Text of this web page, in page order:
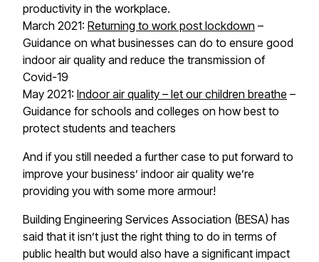
productivity in the workplace.​​​​‌ ‍ ​‍​‍‌‍ ‌ ​‍‌‍‍‌‌‍‌ ‌‍‍‌‌‍ ‍​‍​‍​ ‍‍​‍​‍‌ ​ ‌‍​‌‌‍ ‍‌‍‍‌‌ ‌​‌ ‍‌​‍ ‍‌‍‍‌‌‍ ​‍​‍​‍ ​​‍​‍‌‍‍​‌ ​‍‌‍‌‌‌‍‌‍​‍​‍​ ‍‍​‍​‍​‍ ‌‍​‌‌‍‌​‌‍ ‌‌‍‍‌‌‍ ‍​‍ ‌‍‍‌‌‍ ‍‌ ‌​‌‍‌‌‌‍ ‍‌ ‌​​‍ ‌‍‌‌‌‍‌​‌‍‍‌‌ ‌​​‍ ‌‍ ‌‌‍ ‌‍‌​‌‍‌‌​ ‌‌ ​​‌ ​‍‌‍‌‌‌ ​ ‌‍‌‌‌‍ ‍‌ ‌​‌‍​‌‌ ‌​‌‍‍‌‌‍ ‌‍ ‍​ ‍ ‌‍‍‌‌‍‌​​ ‌​ ‌‍​ ‌​​ ‍‌‌‍​‌‌‍​ ​ ‌ ​ ‍​​ ​ ​‍ ‌‌‍​ ​ ​​​ ‌‌​ ‌​​‍ ‌​ ‌​‌‍‌​​ ‍​​ ‍‌​‍ ‌​ ‍‌​ ‌‌‌‍​‌​ ​​​‍ ‌​ ‌‌‌‍‌‌​ ​‍​ ‌​​ ‍‌​ ​‌​ ‌ ‌‍‌‍​ ‌​​ ‍​​ ‍‌​ ‌‌​ ‍ ‌ ‌​‌ ‍‌‌ ​​‌‍‌‌​ ‌‌ ​​‌‍ ‌ ​ ‌ ‌​​ ‍ ‌ ​​‌‍​‌‌ ‌​‌‍‍​​ ‌‌‍​ ‌‍ ‌‍ ‍‌ ‌​‌‍‌‌‌‍ ‍‌ ‌​​‍‌‌​ ‌‌‌​​‍‌‌ ‌‍‍ ‌‍‌‌‌ ‍‌​‍‌‌​ ​ ‌​‌​​‍‌‌​ ​ ‌​‌​​‍‌‌​ ​‍​ ​‍​ ‌ ‌‍​ ‌‍​ ‌‍‌‍‌‍​ ​ ​‍​ ​‌​ ‌​​ ​​​ ‍‌​ ‌ ‌‍​‍​‍‌‌​ ​‍​ ​‍​‍‌‌​ ‌‌‌​‌​​‍ ‍‌‍​ ‌‍‍​‌‍‍‌‌‍ ​‌‍‌​‌ ​‍‌‍‌‌‌‍ ‍​‍‌‌​ ‌‌‌​​‍‌‌ ‌‍‍ ‌‍‌‌‌ ‍‌​‍‌‌​ ​ ‌​‌​​‍‌‌​ ​ ‌​‌​​‍‌‌​ ​‍​ ​‍​ ‍‌‌‍‌​​ ​ ‌‍​‌​ ​‍​ ‍​​ ‌‌‌‍​‍‌‍​‍​ ‌‍‌‍‌‌‌‍‌‍​ ‌‌​‍‌‌​ ​‍​ ​‍​‍‌‌​ ‌‌‌​‌​​‍ ‍‌ ‌​‌‍‌‌‌ ‍​‌ ‌​​ ‌‍​‍‌‍​‌‌ ​ ‌‍‌‌‌‌‌‌‌ ​‍‌‍ ​​ ‌​‍‌‌​ ​‍‌​‌‍‌‍​‌‌‍‌​‌‍ ‌‌‍‍‌‌‍ ‍​‍‌‍‌‍‍‌‌‍‌​​ ‌​ ‌‍​ ‌​​ ‍‌‌‍​‌‌‍​ ​ ‌ ​ ‍​​ ​ ​‍ ‌‌‍​ ​ ​​​ ‌‌​ ‌​​‍ ‌​ ‌​‌‍‌​​ ‍​​ ‍‌​‍ ‌​ ‍‌​ ‌‌‌‍​‌​ ​​​‍ ‌​ ‌‌‌‍‌‌​ ​‍​ ‌​​ ‍‌​ ​‌​ ‌ ‌‍‌‍​ ‌​​ ‍​​ ‍‌​ ‌‌​‍‌‍‌ ‌​‌ ‍‌‌ ​​‌‍‌‌​ ‌‌ ​​‌‍ ‌ ​ ‌ ‌​​‍‌‍‌ ​​‌‍​‌‌ ‌​‌‍‍​​ ‌‌‍​ ‌‍ ‌‍ ‍‌ ‌​‌‍‌‌‌‍ ‍‌ ‌​​‍‌‌​ ‌‌‌​​‍‌‌ ‌‍‍ ‌‍‌‌‌ ‍‌​‍‌‌​ ​ ‌​‌​​‍‌‌​ ​ ‌​‌​​‍‌‌​ ​‍​ ​‍​ ‌ ‌‍​ ‌‍​ ‌‍‌‍‌‍​ ​ ​‍​ ​‌​ ‌​​ ​​​ ‍‌​ ‌ ‌‍​‍​‍‌‌​ ​‍​ ​‍​‍‌‌​ ‌‌‌​‌​​‍ ‍‌‍​ ‌‍‍​‌‍‍‌‌‍ ​‌‍‌​‌ ​‍‌‍‌‌‌‍ ‍​‍‌‌​ ‌‌‌​​‍‌‌ ‌‍‍ ‌‍‌‌‌ ‍‌​‍‌‌​ ​ ‌​‌​​‍‌‌​ ​ ‌​‌​​‍‌‌​ ​‍​ ​‍​ ‍‌‌‍‌​​ ​ ‌‍​‌​ ​‍​ ‍​​ ‌‌‌‍​‍‌‍​‍​ ‌‍‌‍‌‌‌‍‌‍​ ‌‌​‍‌‌​ ​‍​ ​‍​‍‌‌​ ‌‌‌​‌​​‍ ‍‌ ‌​‌‍‌‌‌ ‍​‌ ‌​​‍​‍‌ ‌
March 2021: ​​​​‌ ‍ ​‍​‍‌‍ ‌ ​‍‌‍‍‌‌‍‌ ‌‍‍‌‌‍ ‍​‍​‍​ ‍‍​‍​‍‌ ​ ‌‍​‌‌‍ ‍‌‍‍‌‌ ‌​‌ ‍‌​‍ ‍‌‍‍‌‌‍ ​‍​‍​‍ ​​‍​‍‌‍‍​‌ ​‍‌‍‌‌‌‍‌‍​‍​‍​ ‍‍​‍​‍​‍ ‌‍​‌‌‍‌​‌‍ ‌‌‍‍‌‌‍ ‍​‍ ‌‍‍‌‌‍ ‍‌ ‌​‌‍‌‌‌‍ ‍‌ ‌​​‍ ‌‍‌‌‌‍‌​‌‍‍‌‌ ‌​​‍ ‌‍ ‌‌‍ ‌‍‌​‌‍‌‌​ ‌‌ ​​‌ ​‍‌‍‌‌‌ ​ ‌‍‌‌‌‍ ‍‌ ‌​‌‍​‌‌ ‌​‌‍‍‌‌‍ ‌‍ ‍​ ‍ ‌‍‍‌‌‍‌​​ ‌​ ‌‍​ ‌​​ ‍‌‌‍​‌‌‍​ ​ ‌ ​ ‍​​ ​ ​‍ ‌‌‍​ ​ ​​​ ‌‌​ ‌​​‍ ‌​ ‌​‌‍‌​​ ‍​​ ‍‌​‍ ‌​ ‍‌​ ‌‌‌‍​‌​ ​​​‍ ‌​ ‌‌‌‍‌‌​ ​‍​ ‌​​ ‍‌​ ​‌​ ‌ ‌‍‌‍​ ‌​​ ‍​​ ‍‌​ ‌‌​ ‍ ‌ ‌​‌ ‍‌‌ ​​‌‍‌‌​ ‌‌ ​​‌‍ ‌ ​ ‌ ‌​​ ‍ ‌ ​​‌‍​‌‌ ‌​‌‍‍​​ ‌‌‍​ ‌‍ ‌‍ ‍‌ ‌​‌‍‌‌‌‍ ‍‌ ‌​​‍‌‌​ ‌‌‌​​‍‌‌ ‌‍‍ ‌‍‌‌‌ ‍‌​‍‌‌​ ​ ‌​‌​​‍‌‌​ ​ ‌​‌​​‍‌‌​ ​‍​ ​‍​ ‍‌‌‍‌‍‌‍‌‌​ ​‌​ ​‍​ ​​​ ‍​​ ​‍​ ‌​‌‍​ ​ ‍​​ ​​​‍‌‌​ ​‍​ ​‍​‍‌‌​ ‌‌‌​‌​​‍ ‍‌‍​ ‌‍‍​‌‍‍‌‌‍ ​‌‍‌​‌ ​‍‌‍‌‌‌‍ ‍​‍‌‌​ ‌‌‌​​‍‌‌ ‌‍‍ ‌‍‌‌‌ ‍‌​‍‌‌​ ​ ‌​‌​​‍‌‌​ ​ ‌​‌​​‍‌‌​ ​‍​ ​‍‌‍‌‌​ ​​​ ‍​‌‍​ ​ ‌‍​ ​​​ ‌ ​ ​‌​ ‌‌‌‍‌‌​ ‌‍‌‍​‍​ ​​​‍‌‌​ ​‍​ ​‍​‍‌‌​ ‌‌‌​‌​​‍ ‍‌ ‌​‌‍‌‌‌ ‍​‌ ‌​​ ‌‍​‍‌‍​‌‌ ​ ‌‍‌‌‌‌‌‌‌ ​‍‌‍ ​​ ‌​‍‌‌​ ​‍‌​‌‍‌‍​‌‌‍‌​‌‍ ‌‌‍‍‌‌‍ ‍​‍‌‍‌‍‍‌‌‍‌​​ ‌​ ‌‍​ ‌​​ ‍‌‌‍​‌‌‍​ ​ ‌ ​ ‍​​ ​ ​‍ ‌‌‍​ ​ ​​​ ‌‌​ ‌​​‍ ‌​ ‌​‌‍‌​​ ‍​​ ‍‌​‍ ‌​ ‍‌​ ‌‌‌‍​‌​ ​​​‍ ‌​ ‌‌‌‍‌‌​ ​‍​ ‌​​ ‍‌​ ​‌​ ‌ ‌‍‌‍​ ‌​​ ‍​​ ‍‌​ ‌‌​‍‌‍‌ ‌​‌ ‍‌‌ ​​‌‍‌‌​ ‌‌ ​​‌‍ ‌ ​ ‌ ‌​​‍‌‍‌ ​​‌‍​‌‌ ‌​‌‍‍​​ ‌‌‍​ ‌‍ ‌‍ ‍‌ ‌​‌‍‌‌‌‍ ‍‌ ‌​​‍‌‌​ ‌‌‌​​‍‌‌ ‌‍‍ ‌‍‌‌‌ ‍‌​‍‌‌​ ​ ‌​‌​​‍‌‌​ ​ ‌​‌​​‍‌‌​ ​‍​ ​‍​ ‍‌‌‍‌‍‌‍‌‌​ ​‌​ ​‍​ ​​​ ‍​​ ​‍​ ‌​‌‍​ ​ ‍​​ ​​​‍‌‌​ ​‍​ ​‍​‍‌‌​ ‌‌‌​‌​​‍ ‍‌‍​ ‌‍‍​‌‍‍‌‌‍ ​‌‍‌​‌ ​‍‌‍‌‌‌‍ ‍​‍‌‌​ ‌‌‌​​‍‌‌ ‌‍‍ ‌‍‌‌‌ ‍‌​‍‌‌​ ​ ‌​‌​​‍‌‌​ ​ ‌​‌​​‍‌‌​ ​‍​ ​‍‌‍‌‌​ ​​​ ‍​‌‍​ ​ ‌‍​ ​​​ ‌ ​ ​‌​ ‌‌‌‍‌‌​ ‌‍‌‍​‍​ ​​​‍‌‌​ ​‍​ ​‍​‍‌‌​ ‌‌‌​‌​​‍ ‍‌ ‌​‌‍‌‌‌ ‍​‌ ‌​​‍​‍‌ ‌ Returning to work post lockdown​​​​‌ ‍ ​‍​‍‌‍ ‌ ​‍‌‍‍‌‌‍‌ ‌‍‍‌‌‍ ‍​‍​‍​ ‍‍​‍​‍‌ ​ ‌‍​‌‌‍ ‍‌‍‍‌‌ ‌​‌ ‍‌​‍ ‍‌‍‍‌‌‍ ​‍​‍​‍ ​​‍​‍‌‍‍​‌ ​‍‌‍‌‌‌‍‌‍​‍​‍​ ‍‍​‍​‍​‍ ‌‍​‌‌‍‌​‌‍ ‌‌‍‍‌‌‍ ‍​‍ ‌‍‍‌‌‍ ‍‌ ‌​‌‍‌‌‌‍ ‍‌ ‌​​‍ ‌‍‌‌‌‍‌​‌‍‍‌‌ ‌​​‍ ‌‍ ‌‌‍ ‌‍‌​‌‍‌‌​ ‌‌ ​​‌ ​‍‌‍‌‌‌ ​ ‌‍‌‌‌‍ ‍‌ ‌​‌‍​‌‌ ‌​‌‍‍‌‌‍ ‌‍ ‍​ ‍ ‌‍‍‌‌‍‌​​ ‌​ ‌‍​ ‌​​ ‍‌‌‍​‌‌‍​ ​ ‌ ​ ‍​​ ​ ​‍ ‌‌‍​ ​ ​​​ ‌‌​ ‌​​‍ ‌​ ‌​‌‍‌​​ ‍​​ ‍‌​‍ ‌​ ‍‌​ ‌‌‌‍​‌​ ​​​‍ ‌​ ‌‌‌‍‌‌​ ​‍​ ‌​​ ‍‌​ ​‌​ ‌ ‌‍‌‍​ ‌​​ ‍​​ ‍‌​ ‌‌​ ‍ ‌ ‌​‌ ‍‌‌ ​​‌‍‌‌​ ‌‌ ​​‌‍ ‌ ​ ‌ ‌​​ ‍ ‌ ​​‌‍​‌‌ ‌​‌‍‍​​ ‌‌‍​ ‌‍ ‌‍ ‍‌ ‌​‌‍‌‌‌‍ ‍‌ ‌​​‍‌‌​ ‌‌‌​​‍‌‌ ‌‍‍ ‌‍‌‌‌ ‍‌​‍‌‌​ ​ ‌​‌​​‍‌‌​ ​ ‌​‌​​‍‌‌​ ​‍​ ​‍​ ‍‌‌‍‌‍‌‍‌‌​ ​‌​ ​‍​ ​​​ ‍​​ ​‍​ ‌​‌‍​ ​ ‍​​ ​​​‍‌‌​ ​‍​ ​‍​‍‌‌​ ‌‌‌​‌​​‍ ‍‌‍​ ‌‍‍​‌‍‍‌‌‍ ​‌‍‌​‌ ​‍‌‍‌‌‌‍ ‍​‍‌‌​ ‌‌‌​​‍‌‌ ‌‍‍ ‌‍‌‌‌ ‍‌​‍‌‌​ ​ ‌​‌​​‍‌‌​ ​ ‌​‌​​‍‌‌​ ​‍​ ​‍‌‍‌‌​ ​​​ ‍​‌‍​ ​ ‌‍​ ​​​ ‌ ​ ​‌​ ‌‌‌‍‌‌​ ‌‍‌‍​‍​ ​‍​‍‌‌​ ​‍​ ​‍​‍‌‌​ ‌‌‌​‌​​‍ ‍‌ ‌​‌‍‌‌‌ ‍​‌ ‌​​ ‌‍​‍‌‍​‌‌ ​ ‌‍‌‌‌‌‌‌‌ ​‍‌‍ ​​ ‌​‍‌‌​ ​‍‌​‌‍‌‍​‌‌‍‌​‌‍ ‌‌‍‍‌‌‍ ‍​‍‌‍‌‍‍‌‌‍‌​​ ‌​ ‌‍​ ‌​​ ‍‌‌‍​‌‌‍​ ​ ‌ ​ ‍​​ ​ ​‍ ‌‌‍​ ​ ​​​ ‌‌​ ‌​​‍ ‌​ ‌​‌‍‌​​ ‍​​ ‍‌​‍ ‌​ ‍‌​ ‌‌‌‍​‌​ ​​​‍ ‌​ ‌‌‌‍‌‌​ ​‍​ ‌​​ ‍‌​ ​‌​ ‌ ‌‍‌‍​ ‌​​ ‍​​ ‍‌​ ‌‌​‍‌‍‌ ‌​‌ ‍‌‌ ​​‌‍‌‌​ ‌‌ ​​‌‍ ‌ ​ ‌ ‌​​‍‌‍‌ ​​‌‍​‌‌ ‌​‌‍‍​​ ‌‌‍​ ‌‍ ‌‍ ‍‌ ‌​‌‍‌‌‌‍ ‍‌ ‌​​‍‌‌​ ‌‌‌​​‍‌‌ ‌‍‍ ‌‍‌‌‌ ‍‌​‍‌‌​ ​ ‌​‌​​‍‌‌​ ​ ‌​‌​​‍‌‌​ ​‍​ ​‍​ ‍‌‌‍‌‍‌‍‌‌​ ​‌​ ​‍​ ​​​ ‍​​ ​‍​ ‌​‌‍​ ​ ‍​​ ​​​‍‌‌​ ​‍​ ​‍​‍‌‌​ ‌‌‌​‌​​‍ ‍‌‍​ ‌‍‍​‌‍‍‌‌‍ ​‌‍‌​‌ ​‍‌‍‌‌‌‍ ‍​‍‌‌​ ‌‌‌​​‍‌‌ ‌‍‍ ‌‍‌‌‌ ‍‌​‍‌‌​ ​ ‌​‌​​‍‌‌​ ​ ‌​‌​​‍‌‌​ ​‍​ ​‍‌‍‌‌​ ​​​ ‍​‌‍​ ​ ‌‍​ ​​​ ‌ ​ ​‌​ ‌‌‌‍‌‌​ ‌‍‌‍​‍​ ​‍​‍‌‌​ ​‍​ ​‍​‍‌‌​ ‌‌‌​‌​​‍ ‍‌ ‌​‌‍‌‌‌ ‍​‌ ‌​​‍​‍‌ ‌ –
Guidance on what businesses can do to ensure good
indoor air quality and reduce the transmission of
Covid-19​​​​‌ ‍ ​‍​‍‌‍ ‌ ​‍‌‍‍‌‌‍‌ ‌‍‍‌‌‍ ‍​‍​‍​ ‍‍​‍​‍‌ ​ ‌‍​‌‌‍ ‍‌‍‍‌‌ ‌​‌ ‍‌​‍ ‍‌‍‍‌‌‍ ​‍​‍​‍ ​​‍​‍‌‍‍​‌ ​‍‌‍‌‌‌‍‌‍​‍​‍​ ‍‍​‍​‍​‍ ‌‍​‌‌‍‌​‌‍ ‌‌‍‍‌‌‍ ‍​‍ ‌‍‍‌‌‍ ‍‌ ‌​‌‍‌‌‌‍ ‍‌ ‌​​‍ ‌‍‌‌‌‍‌​‌‍‍‌‌ ‌​​‍ ‌‍ ‌‌‍ ‌‍‌​‌‍‌‌​ ‌‌ ​​‌ ​‍‌‍‌‌‌ ​ ‌‍‌‌‌‍ ‍‌ ‌​‌‍​‌‌ ‌​‌‍‍‌‌‍ ‌‍ ‍​ ‍ ‌‍‍‌‌‍‌​​ ‌​ ‌‍​ ‌​​ ‍‌‌‍​‌‌‍​ ​ ‌ ​ ‍​​ ​ ​‍ ‌‌‍​ ​ ​​​ ‌‌​ ‌​​‍ ‌​ ‌​‌‍‌​​ ‍​​ ‍‌​‍ ‌​ ‍‌​ ‌‌‌‍​‌​ ​​​‍ ‌​ ‌‌‌‍‌‌​ ​‍​ ‌​​ ‍‌​ ​‌​ ‌ ‌‍‌‍​ ‌​​ ‍​​ ‍‌​ ‌‌​ ‍ ‌ ‌​‌ ‍‌‌ ​​‌‍‌‌​ ‌‌ ​​‌‍ ‌ ​ ‌ ‌​​ ‍ ‌ ​​‌‍​‌‌ ‌​‌‍‍​​ ‌‌‍​ ‌‍ ‌‍ ‍‌ ‌​‌‍‌‌‌‍ ‍‌ ‌​​‍‌‌​ ‌‌‌​​‍‌‌ ‌‍‍ ‌‍‌‌‌ ‍‌​‍‌‌​ ​ ‌​‌​​‍‌‌​ ​ ‌​‌​​‍‌‌​ ​‍​ ​‍​ ‍‌‌‍‌‍‌‍‌‌​ ​‌​ ​‍​ ​​​ ‍​​ ​‍​ ‌​‌‍​ ​ ‍​​ ​​​‍‌‌​ ​‍​ ​‍​‍‌‌​ ‌‌‌​‌​​‍ ‍‌‍​ ‌‍‍​‌‍‍‌‌‍ ​‌‍‌​‌ ​‍‌‍‌‌‌‍ ‍​‍‌‌​ ‌‌‌​​‍‌‌ ‌‍‍ ‌‍‌‌‌ ‍‌​‍‌‌​ ​ ‌​‌​​‍‌‌​ ​ ‌​‌​​‍‌‌​ ​‍​ ​‍‌‍‌‌​ ​​​ ‍​‌‍​ ​ ‌‍​ ​​​ ‌ ​ ​‌​ ‌‌‌‍‌‌​ ‌‍‌‍​‍​ ​ ​‍‌‌​ ​‍​ ​‍​‍‌‌​ ‌‌‌​‌​​‍ ‍‌ ‌​‌‍‌‌‌ ‍​‌ ‌​​ ‌‍​‍‌‍​‌‌ ​ ‌‍‌‌‌‌‌‌‌ ​‍‌‍ ​​ ‌​‍‌‌​ ​‍‌​‌‍‌‍​‌‌‍‌​‌‍ ‌‌‍‍‌‌‍ ‍​‍‌‍‌‍‍‌‌‍‌​​ ‌​ ‌‍​ ‌​​ ‍‌‌‍​‌‌‍​ ​ ‌ ​ ‍​​ ​ ​‍ ‌‌‍​ ​ ​​​ ‌‌​ ‌​​‍ ‌​ ‌​‌‍‌​​ ‍​​ ‍‌​‍ ‌​ ‍‌​ ‌‌‌‍​‌​ ​​​‍ ‌​ ‌‌‌‍‌‌​ ​‍​ ‌​​ ‍‌​ ​‌​ ‌ ‌‍‌‍​ ‌​​ ‍​​ ‍‌​ ‌‌​‍‌‍‌ ‌​‌ ‍‌‌ ​​‌‍‌‌​ ‌‌ ​​‌‍ ‌ ​ ‌ ‌​​‍‌‍‌ ​​‌‍​‌‌ ‌​‌‍‍​​ ‌‌‍​ ‌‍ ‌‍ ‍‌ ‌​‌‍‌‌‌‍ ‍‌ ‌​​‍‌‌​ ‌‌‌​​‍‌‌ ‌‍‍ ‌‍‌‌‌ ‍‌​‍‌‌​ ​ ‌​‌​​‍‌‌​ ​ ‌​‌​​‍‌‌​ ​‍​ ​‍​ ‍‌‌‍‌‍‌‍‌‌​ ​‌​ ​‍​ ​​​ ‍​​ ​‍​ ‌​‌‍​ ​ ‍​​ ​​​‍‌‌​ ​‍​ ​‍​‍‌‌​ ‌‌‌​‌​​‍ ‍‌‍​ ‌‍‍​‌‍‍‌‌‍ ​‌‍‌​‌ ​‍‌‍‌‌‌‍ ‍​‍‌‌​ ‌‌‌​​‍‌‌ ‌‍‍ ‌‍‌‌‌ ‍‌​‍‌‌​ ​ ‌​‌​​‍‌‌​ ​ ‌​‌​​‍‌‌​ ​‍​ ​‍‌‍‌‌​ ​​​ ‍​‌‍​ ​ ‌‍​ ​​​ ‌ ​ ​‌​ ‌‌‌‍‌‌​ ‌‍‌‍​‍​ ​ ​‍‌‌​ ​‍​ ​‍​‍‌‌​ ‌‌‌​‌​​‍ ‍‌ ‌​‌‍‌‌‌ ‍​‌ ‌​​‍​‍‌ ‌
May 2021: ​​​​‌ ‍ ​‍​‍‌‍ ‌ ​‍‌‍‍‌‌‍‌ ‌‍‍‌‌‍ ‍​‍​‍​ ‍‍​‍​‍‌ ​ ‌‍​‌‌‍ ‍‌‍‍‌‌ ‌​‌ ‍‌​‍ ‍‌‍‍‌‌‍ ​‍​‍​‍ ​​‍​‍‌‍‍​‌ ​‍‌‍‌‌‌‍‌‍​‍​‍​ ‍‍​‍​‍​‍ ‌‍​‌‌‍‌​‌‍ ‌‌‍‍‌‌‍ ‍​‍ ‌‍‍‌‌‍ ‍‌ ‌​‌‍‌‌‌‍ ‍‌ ‌​​‍ ‌‍‌‌‌‍‌​‌‍‍‌‌ ‌​​‍ ‌‍ ‌‌‍ ‌‍‌​‌‍‌‌​ ‌‌ ​​‌ ​‍‌‍‌‌‌ ​ ‌‍‌‌‌‍ ‍‌ ‌​‌‍​‌‌ ‌​‌‍‍‌‌‍ ‌‍ ‍​ ‍ ‌‍‍‌‌‍‌​​ ‌​ ‌‍​ ‌​​ ‍‌‌‍​‌‌‍​ ​ ‌ ​ ‍​​ ​ ​‍ ‌‌‍​ ​ ​​​ ‌‌​ ‌​​‍ ‌​ ‌​‌‍‌​​ ‍​​ ‍‌​‍ ‌​ ‍‌​ ‌‌‌‍​‌​ ​​​‍ ‌​ ‌‌‌‍‌‌​ ​‍​ ‌​​ ‍‌​ ​‌​ ‌ ‌‍‌‍​ ‌​​ ‍​​ ‍‌​ ‌‌​ ‍ ‌ ‌​‌ ‍‌‌ ​​‌‍‌‌​ ‌‌ ​​‌‍ ‌ ​ ‌ ‌​​ ‍ ‌ ​​‌‍​‌‌ ‌​‌‍‍​​ ‌‌‍​ ‌‍ ‌‍ ‍‌ ‌​‌‍‌‌‌‍ ‍‌ ‌​​‍‌‌​ ‌‌‌​​‍‌‌ ‌‍‍ ‌‍‌‌‌ ‍‌​‍‌‌​ ​ ‌​‌​​‍‌‌​ ​ ‌​‌​​‍‌‌​ ​‍​ ​‍​ ‌​​ ‍​​ ​​​ ​​​ ​‍​ ​‌​ ‌ ‌‍​‍‌‍​‍‌‍​ ​ ​‌​ ‌ ​‍‌‌​ ​‍​ ​‍​‍‌‌​ ‌‌‌​‌​​‍ ‍‌‍​ ‌‍‍​‌‍‍‌‌‍ ​‌‍‌​‌ ​‍‌‍‌‌‌‍ ‍​‍‌‌​ ‌‌‌​​‍‌‌ ‌‍‍ ‌‍‌‌‌ ‍‌​‍‌‌​ ​ ‌​‌​​‍‌‌​ ​ ‌​‌​​‍‌‌​ ​‍​ ​‍​ ​ ​ ‌‍‌‍‌‍​ ​​​ ​​‌‍‌​​ ​‌‌‍​‍​ ‌‌​ ​ ‌‍​‍‌‍‌​​ ​​​‍‌‌​ ​‍​ ​‍​‍‌‌​ ‌‌‌​‌​​‍ ‍‌ ‌​‌‍‌‌‌ ‍​‌ ‌​​ ‌‍​‍‌‍​‌‌ ​ ‌‍‌‌‌‌‌‌‌ ​‍‌‍ ​​ ‌​‍‌‌​ ​‍‌​‌‍‌‍​‌‌‍‌​‌‍ ‌‌‍‍‌‌‍ ‍​‍‌‍‌‍‍‌‌‍‌​​ ‌​ ‌‍​ ‌​​ ‍‌‌‍​‌‌‍​ ​ ‌ ​ ‍​​ ​ ​‍ ‌‌‍​ ​ ​​​ ‌‌​ ‌​​‍ ‌​ ‌​‌‍‌​​ ‍​​ ‍‌​‍ ‌​ ‍‌​ ‌‌‌‍​‌​ ​​​‍ ‌​ ‌‌‌‍‌‌​ ​‍​ ‌​​ ‍‌​ ​‌​ ‌ ‌‍‌‍​ ‌​​ ‍​​ ‍‌​ ‌‌​‍‌‍‌ ‌​‌ ‍‌‌ ​​‌‍‌‌​ ‌‌ ​​‌‍ ‌ ​ ‌ ‌​​‍‌‍‌ ​​‌‍​‌‌ ‌​‌‍‍​​ ‌‌‍​ ‌‍ ‌‍ ‍‌ ‌​‌‍‌‌‌‍ ‍‌ ‌​​‍‌‌​ ‌‌‌​​‍‌‌ ‌‍‍ ‌‍‌‌‌ ‍‌​‍‌‌​ ​ ‌​‌​​‍‌‌​ ​ ‌​‌​​‍‌‌​ ​‍​ ​‍​ ‌​​ ‍​​ ​​​ ​​​ ​‍​ ​‌​ ‌ ‌‍​‍‌‍​‍‌‍​ ​ ​‌​ ‌ ​‍‌‌​ ​‍​ ​‍​‍‌‌​ ‌‌‌​‌​​‍ ‍‌‍​ ‌‍‍​‌‍‍‌‌‍ ​‌‍‌​‌ ​‍‌‍‌‌‌‍ ‍​‍‌‌​ ‌‌‌​​‍‌‌ ‌‍‍ ‌‍‌‌‌ ‍‌​‍‌‌​ ​ ‌​‌​​‍‌‌​ ​ ‌​‌​​‍‌‌​ ​‍​ ​‍​ ​ ​ ‌‍‌‍‌‍​ ​​​ ​​‌‍‌​​ ​‌‌‍​‍​ ‌‌​ ​ ‌‍​‍‌‍‌​​ ​​​‍‌‌​ ​‍​ ​‍​‍‌‌​ ‌‌‌​‌​​‍ ‍‌ ‌​‌‍‌‌‌ ‍​‌ ‌​​‍​‍‌ ‌ Indoor air quality – let our children breathe​​​​‌ ‍ ​‍​‍‌‍ ‌ ​‍‌‍‍‌‌‍‌ ‌‍‍‌‌‍ ‍​‍​‍​ ‍‍​‍​‍‌ ​ ‌‍​‌‌‍ ‍‌‍‍‌‌ ‌​‌ ‍‌​‍ ‍‌‍‍‌‌‍ ​‍​‍​‍ ​​‍​‍‌‍‍​‌ ​‍‌‍‌‌‌‍‌‍​‍​‍​ ‍‍​‍​‍​‍ ‌‍​‌‌‍‌​‌‍ ‌‌‍‍‌‌‍ ‍​‍ ‌‍‍‌‌‍ ‍‌ ‌​‌‍‌‌‌‍ ‍‌ ‌​​‍ ‌‍‌‌‌‍‌​‌‍‍‌‌ ‌​​‍ ‌‍ ‌‌‍ ‌‍‌​‌‍‌‌​ ‌‌ ​​‌ ​‍‌‍‌‌‌ ​ ‌‍‌‌‌‍ ‍‌ ‌​‌‍​‌‌ ‌​‌‍‍‌‌‍ ‌‍ ‍​ ‍ ‌‍‍‌‌‍‌​​ ‌​ ‌‍​ ‌​​ ‍‌‌‍​‌‌‍​ ​ ‌ ​ ‍​​ ​ ​‍ ‌‌‍​ ​ ​​​ ‌‌​ ‌​​‍ ‌​ ‌​‌‍‌​​ ‍​​ ‍‌​‍ ‌​ ‍‌​ ‌‌‌‍​‌​ ​​​‍ ‌​ ‌‌‌‍‌‌​ ​‍​ ‌​​ ‍‌​ ​‌​ ‌ ‌‍‌‍​ ‌​​ ‍​​ ‍‌​ ‌‌​ ‍ ‌ ‌​‌ ‍‌‌ ​​‌‍‌‌​ ‌‌ ​​‌‍ ‌ ​ ‌ ‌​​ ‍ ‌ ​​‌‍​‌‌ ‌​‌‍‍​​ ‌‌‍​ ‌‍ ‌‍ ‍‌ ‌​‌‍‌‌‌‍ ‍‌ ‌​​‍‌‌​ ‌‌‌​​‍‌‌ ‌‍‍ ‌‍‌‌‌ ‍‌​‍‌‌​ ​ ‌​‌​​‍‌‌​ ​ ‌​‌​​‍‌‌​ ​‍​ ​‍​ ‌​​ ‍​​ ​​​ ​​​ ​‍​ ​‌​ ‌ ‌‍​‍‌‍​‍‌‍​ ​ ​‌​ ‌ ​‍‌‌​ ​‍​ ​‍​‍‌‌​ ‌‌‌​‌​​‍ ‍‌‍​ ‌‍‍​‌‍‍‌‌‍ ​‌‍‌​‌ ​‍‌‍‌‌‌‍ ‍​‍‌‌​ ‌‌‌​​‍‌‌ ‌‍‍ ‌‍‌‌‌ ‍‌​‍‌‌​ ​ ‌​‌​​‍‌‌​ ​ ‌​‌​​‍‌‌​ ​‍​ ​‍​ ​ ​ ‌‍‌‍‌‍​ ​​​ ​​‌‍‌​​ ​‌‌‍​‍​ ‌‌​ ​ ‌‍​‍‌‍‌​​ ​‍​‍‌‌​ ​‍​ ​‍​‍‌‌​ ‌‌‌​‌​​‍ ‍‌ ‌​‌‍‌‌‌ ‍​‌ ‌​​ ‌‍​‍‌‍​‌‌ ​ ‌‍‌‌‌‌‌‌‌ ​‍‌‍ ​​ ‌​‍‌‌​ ​‍‌​‌‍‌‍​‌‌‍‌​‌‍ ‌‌‍‍‌‌‍ ‍​‍‌‍‌‍‍‌‌‍‌​​ ‌​ ‌‍​ ‌​​ ‍‌‌‍​‌‌‍​ ​ ‌ ​ ‍​​ ​ ​‍ ‌‌‍​ ​ ​​​ ‌‌​ ‌​​‍ ‌​ ‌​‌‍‌​​ ‍​​ ‍‌​‍ ‌​ ‍‌​ ‌‌‌‍​‌​ ​​​‍ ‌​ ‌‌‌‍‌‌​ ​‍​ ‌​​ ‍‌​ ​‌​ ‌ ‌‍‌‍​ ‌​​ ‍​​ ‍‌​ ‌‌​‍‌‍‌ ‌​‌ ‍‌‌ ​​‌‍‌‌​ ‌‌ ​​‌‍ ‌ ​ ‌ ‌​​‍‌‍‌ ​​‌‍​‌‌ ‌​‌‍‍​​ ‌‌‍​ ‌‍ ‌‍ ‍‌ ‌​‌‍‌‌‌‍ ‍‌ ‌​​‍‌‌​ ‌‌‌​​‍‌‌ ‌‍‍ ‌‍‌‌‌ ‍‌​‍‌‌​ ​ ‌​‌​​‍‌‌​ ​ ‌​‌​​‍‌‌​ ​‍​ ​‍​ ‌​​ ‍​​ ​​​ ​​​ ​‍​ ​‌​ ‌ ‌‍​‍‌‍​‍‌‍​ ​ ​‌​ ‌ ​‍‌‌​ ​‍​ ​‍​‍‌‌​ ‌‌‌​‌​​‍ ‍‌‍​ ‌‍‍​‌‍‍‌‌‍ ​‌‍‌​‌ ​‍‌‍‌‌‌‍ ‍​‍‌‌​ ‌‌‌​​‍‌‌ ‌‍‍ ‌‍‌‌‌ ‍‌​‍‌‌​ ​ ‌​‌​​‍‌‌​ ​ ‌​‌​​‍‌‌​ ​‍​ ​‍​ ​ ​ ‌‍‌‍‌‍​ ​​​ ​​‌‍‌​​ ​‌‌‍​‍​ ‌‌​ ​ ‌‍​‍‌‍‌​​ ​‍​‍‌‌​ ​‍​ ​‍​‍‌‌​ ‌‌‌​‌​​‍ ‍‌ ‌​‌‍‌‌‌ ‍​‌ ‌​​‍​‍‌ ‌ –
Guidance for schools and colleges on how best to
protect students and teachers​​​​‌ ‍ ​‍​‍‌‍ ‌ ​‍‌‍‍‌‌‍‌ ‌‍‍‌‌‍ ‍​‍​‍​ ‍‍​‍​‍‌ ​ ‌‍​‌‌‍ ‍‌‍‍‌‌ ‌​‌ ‍‌​‍ ‍‌‍‍‌‌‍ ​‍​‍​‍ ​​‍​‍‌‍‍​‌ ​‍‌‍‌‌‌‍‌‍​‍​‍​ ‍‍​‍​‍​‍ ‌‍​‌‌‍‌​‌‍ ‌‌‍‍‌‌‍ ‍​‍ ‌‍‍‌‌‍ ‍‌ ‌​‌‍‌‌‌‍ ‍‌ ‌​​‍ ‌‍‌‌‌‍‌​‌‍‍‌‌ ‌​​‍ ‌‍ ‌‌‍ ‌‍‌​‌‍‌‌​ ‌‌ ​​‌ ​‍‌‍‌‌‌ ​ ‌‍‌‌‌‍ ‍‌ ‌​‌‍​‌‌ ‌​‌‍‍‌‌‍ ‌‍ ‍​ ‍ ‌‍‍‌‌‍‌​​ ‌​ ‌‍​ ‌​​ ‍‌‌‍​‌‌‍​ ​ ‌ ​ ‍​​ ​ ​‍ ‌‌‍​ ​ ​​​ ‌‌​ ‌​​‍ ‌​ ‌​‌‍‌​​ ‍​​ ‍‌​‍ ‌​ ‍‌​ ‌‌‌‍​‌​ ​​​‍ ‌​ ‌‌‌‍‌‌​ ​‍​ ‌​​ ‍‌​ ​‌​ ‌ ‌‍‌‍​ ‌​​ ‍​​ ‍‌​ ‌‌​ ‍ ‌ ‌​‌ ‍‌‌ ​​‌‍‌‌​ ‌‌ ​​‌‍ ‌ ​ ‌ ‌​​ ‍ ‌ ​​‌‍​‌‌ ‌​‌‍‍​​ ‌‌‍​ ‌‍ ‌‍ ‍‌ ‌​‌‍‌‌‌‍ ‍‌ ‌​​‍‌‌​ ‌‌‌​​‍‌‌ ‌‍‍ ‌‍‌‌‌ ‍‌​‍‌‌​ ​ ‌​‌​​‍‌‌​ ​ ‌​‌​​‍‌‌​ ​‍​ ​‍​ ‌​​ ‍​​ ​​​ ​​​ ​‍​ ​‌​ ‌ ‌‍​‍‌‍​‍‌‍​ ​ ​‌​ ‌ ​‍‌‌​ ​‍​ ​‍​‍‌‌​ ‌‌‌​‌​​‍ ‍‌‍​ ‌‍‍​‌‍‍‌‌‍ ​‌‍‌​‌ ​‍‌‍‌‌‌‍ ‍​‍‌‌​ ‌‌‌​​‍‌‌ ‌‍‍ ‌‍‌‌‌ ‍‌​‍‌‌​ ​ ‌​‌​​‍‌‌​ ​ ‌​‌​​‍‌‌​ ​‍​ ​‍​ ​ ​ ‌‍‌‍‌‍​ ​​​ ​​‌‍‌​​ ​‌‌‍​‍​ ‌‌​ ​ ‌‍​‍‌‍‌​​ ​ ​‍‌‌​ ​‍​ ​‍​‍‌‌​ ‌‌‌​‌​​‍ ‍‌ ‌​‌‍‌‌‌ ‍​‌ ‌​​ ‌‍​‍‌‍​‌‌ ​ ‌‍‌‌‌‌‌‌‌ ​‍‌‍ ​​ ‌​‍‌‌​ ​‍‌​‌‍‌‍​‌‌‍‌​‌‍ ‌‌‍‍‌‌‍ ‍​‍‌‍‌‍‍‌‌‍‌​​ ‌​ ‌‍​ ‌​​ ‍‌‌‍​‌‌‍​ ​ ‌ ​ ‍​​ ​ ​‍ ‌‌‍​ ​ ​​​ ‌‌​ ‌​​‍ ‌​ ‌​‌‍‌​​ ‍​​ ‍‌​‍ ‌​ ‍‌​ ‌‌‌‍​‌​ ​​​‍ ‌​ ‌‌‌‍‌‌​ ​‍​ ‌​​ ‍‌​ ​‌​ ‌ ‌‍‌‍​ ‌​​ ‍​​ ‍‌​ ‌‌​‍‌‍‌ ‌​‌ ‍‌‌ ​​‌‍‌‌​ ‌‌ ​​‌‍ ‌ ​ ‌ ‌​​‍‌‍‌ ​​‌‍​‌‌ ‌​‌‍‍​​ ‌‌‍​ ‌‍ ‌‍ ‍‌ ‌​‌‍‌‌‌‍ ‍‌ ‌​​‍‌‌​ ‌‌‌​​‍‌‌ ‌‍‍ ‌‍‌‌‌ ‍‌​‍‌‌​ ​ ‌​‌​​‍‌‌​ ​ ‌​‌​​‍‌‌​ ​‍​ ​‍​ ‌​​ ‍​​ ​​​ ​​​ ​‍​ ​‌​ ‌ ‌‍​‍‌‍​‍‌‍​ ​ ​‌​ ‌ ​‍‌‌​ ​‍​ ​‍​‍‌‌​ ‌‌‌​‌​​‍ ‍‌‍​ ‌‍‍​‌‍‍‌‌‍ ​‌‍‌​‌ ​‍‌‍‌‌‌‍ ‍​‍‌‌​ ‌‌‌​​‍‌‌ ‌‍‍ ‌‍‌‌‌ ‍‌​‍‌‌​ ​ ‌​‌​​‍‌‌​ ​ ‌​‌​​‍‌‌​ ​‍​ ​‍​ ​ ​ ‌‍‌‍‌‍​ ​​​ ​​‌‍‌​​ ​‌‌‍​‍​ ‌‌​ ​ ‌‍​‍‌‍‌​​ ​ ​‍‌‌​ ​‍​ ​‍​‍‌‌​ ‌‌‌​‌​​‍ ‍‌ ‌​‌‍‌‌‌ ‍​‌ ‌​​‍​‍‌ ‌
And if you still needed a further case to put forward to
improve your business’ indoor air quality we’re
providing you with some more armour!​​​​‌ ‍ ​‍​‍‌‍ ‌ ​‍‌‍‍‌‌‍‌ ‌‍‍‌‌‍ ‍​‍​‍​ ‍‍​‍​‍‌ ​ ‌‍​‌‌‍ ‍‌‍‍‌‌ ‌​‌ ‍‌​‍ ‍‌‍‍‌‌‍ ​‍​‍​‍ ​​‍​‍‌‍‍​‌ ​‍‌‍‌‌‌‍‌‍​‍​‍​ ‍‍​‍​‍​‍ ‌‍​‌‌‍‌​‌‍ ‌‌‍‍‌‌‍ ‍​‍ ‌‍‍‌‌‍ ‍‌ ‌​‌‍‌‌‌‍ ‍‌ ‌​​‍ ‌‍‌‌‌‍‌​‌‍‍‌‌ ‌​​‍ ‌‍ ‌‌‍ ‌‍‌​‌‍‌‌​ ‌‌ ​​‌ ​‍‌‍‌‌‌ ​ ‌‍‌‌‌‍ ‍‌ ‌​‌‍​‌‌ ‌​‌‍‍‌‌‍ ‌‍ ‍​ ‍ ‌‍‍‌‌‍‌​​ ‌​ ‌‍​ ‌​​ ‍‌‌‍​‌‌‍​ ​ ‌ ​ ‍​​ ​ ​‍ ‌‌‍​ ​ ​​​ ‌‌​ ‌​​‍ ‌​ ‌​‌‍‌​​ ‍​​ ‍‌​‍ ‌​ ‍‌​ ‌‌‌‍​‌​ ​​​‍ ‌​ ‌‌‌‍‌‌​ ​‍​ ‌​​ ‍‌​ ​‌​ ‌ ‌‍‌‍​ ‌​​ ‍​​ ‍‌​ ‌‌​ ‍ ‌ ‌​‌ ‍‌‌ ​​‌‍‌‌​ ‌‌ ​​‌‍ ‌ ​ ‌ ‌​​ ‍ ‌ ​​‌‍​‌‌ ‌​‌‍‍​​ ‌‌‍​ ‌‍ ‌‍ ‍‌ ‌​‌‍‌‌‌‍ ‍‌ ‌​​‍‌‌​ ‌‌‌​​‍‌‌ ‌‍‍ ‌‍‌‌‌ ‍‌​‍‌‌​ ​ ‌​‌​​‍‌‌​ ​ ‌​‌​​‍‌‌​ ​‍​ ​‍​ ​‌​ ​​‌‍​ ‌‍‌​​ ​ ​ ‌ ​ ‌‍​ ‍​‌‍​‍​ ‌‌​ ​‌‌‍​‍​‍‌‌​ ​‍​ ​‍​‍‌‌​ ‌‌‌​‌​​‍ ‍‌‍​ ‌‍‍​‌‍‍‌‌‍ ​‌‍‌​‌ ​‍‌‍‌‌‌‍ ‍​‍‌‌​ ‌‌‌​​‍‌‌ ‌‍‍ ‌‍‌‌‌ ‍‌​‍‌‌​ ​ ‌​‌​​‍‌‌​ ​ ‌​‌​​‍‌‌​ ​‍​ ​‍​ ​‌‌‍​ ​ ‌ ​ ‌‍​ ​​‌‍​ ​ ​ ‌‍​‌‌‍‌‌​ ‍​‌‍​ ​ ‍‌​ ​​​‍‌‌​ ​‍​ ​‍​‍‌‌​ ‌‌‌​‌​​‍ ‍‌ ‌​‌‍‌‌‌ ‍​‌ ‌​​ ‌‍​‍‌‍​‌‌ ​ ‌‍‌‌‌‌‌‌‌ ​‍‌‍ ​​ ‌​‍‌‌​ ​‍‌​‌‍‌‍​‌‌‍‌​‌‍ ‌‌‍‍‌‌‍ ‍​‍‌‍‌‍‍‌‌‍‌​​ ‌​ ‌‍​ ‌​​ ‍‌‌‍​‌‌‍​ ​ ‌ ​ ‍​​ ​ ​‍ ‌‌‍​ ​ ​​​ ‌‌​ ‌​​‍ ‌​ ‌​‌‍‌​​ ‍​​ ‍‌​‍ ‌​ ‍‌​ ‌‌‌‍​‌​ ​​​‍ ‌​ ‌‌‌‍‌‌​ ​‍​ ‌​​ ‍‌​ ​‌​ ‌ ‌‍‌‍​ ‌​​ ‍​​ ‍‌​ ‌‌​‍‌‍‌ ‌​‌ ‍‌‌ ​​‌‍‌‌​ ‌‌ ​​‌‍ ‌ ​ ‌ ‌​​‍‌‍‌ ​​‌‍​‌‌ ‌​‌‍‍​​ ‌‌‍​ ‌‍ ‌‍ ‍‌ ‌​‌‍‌‌‌‍ ‍‌ ‌​​‍‌‌​ ‌‌‌​​‍‌‌ ‌‍‍ ‌‍‌‌‌ ‍‌​‍‌‌​ ​ ‌​‌​​‍‌‌​ ​ ‌​‌​​‍‌‌​ ​‍​ ​‍​ ​‌​ ​​‌‍​ ‌‍‌​​ ​ ​ ‌ ​ ‌‍​ ‍​‌‍​‍​ ‌‌​ ​‌‌‍​‍​‍‌‌​ ​‍​ ​‍​‍‌‌​ ‌‌‌​‌​​‍ ‍‌‍​ ‌‍‍​‌‍‍‌‌‍ ​‌‍‌​‌ ​‍‌‍‌‌‌‍ ‍​‍‌‌​ ‌‌‌​​‍‌‌ ‌‍‍ ‌‍‌‌‌ ‍‌​‍‌‌​ ​ ‌​‌​​‍‌‌​ ​ ‌​‌​​‍‌‌​ ​‍​ ​‍​ ​‌‌‍​ ​ ‌ ​ ‌‍​ ​​‌‍​ ​ ​ ‌‍​‌‌‍‌‌​ ‍​‌‍​ ​ ‍‌​ ​​​‍‌‌​ ​‍​ ​‍​‍‌‌​ ‌‌‌​‌​​‍ ‍‌ ‌​‌‍‌‌‌ ‍​‌ ‌​​‍​‍‌ ‌
Building Engineering Services Association (BESA) has
said that it isn’t just the right thing to do in terms of
public health but would also have a significant impact